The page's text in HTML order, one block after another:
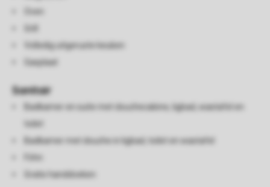
Oven
Volledig uitgeruste keuken
Gasplaat
Sanitair
Badkamer en suite met douchecabine, ligbad, wastafel en
toilet
Badkamer met douche in ligbad, toilet en wastafel
Gratis handdoeken